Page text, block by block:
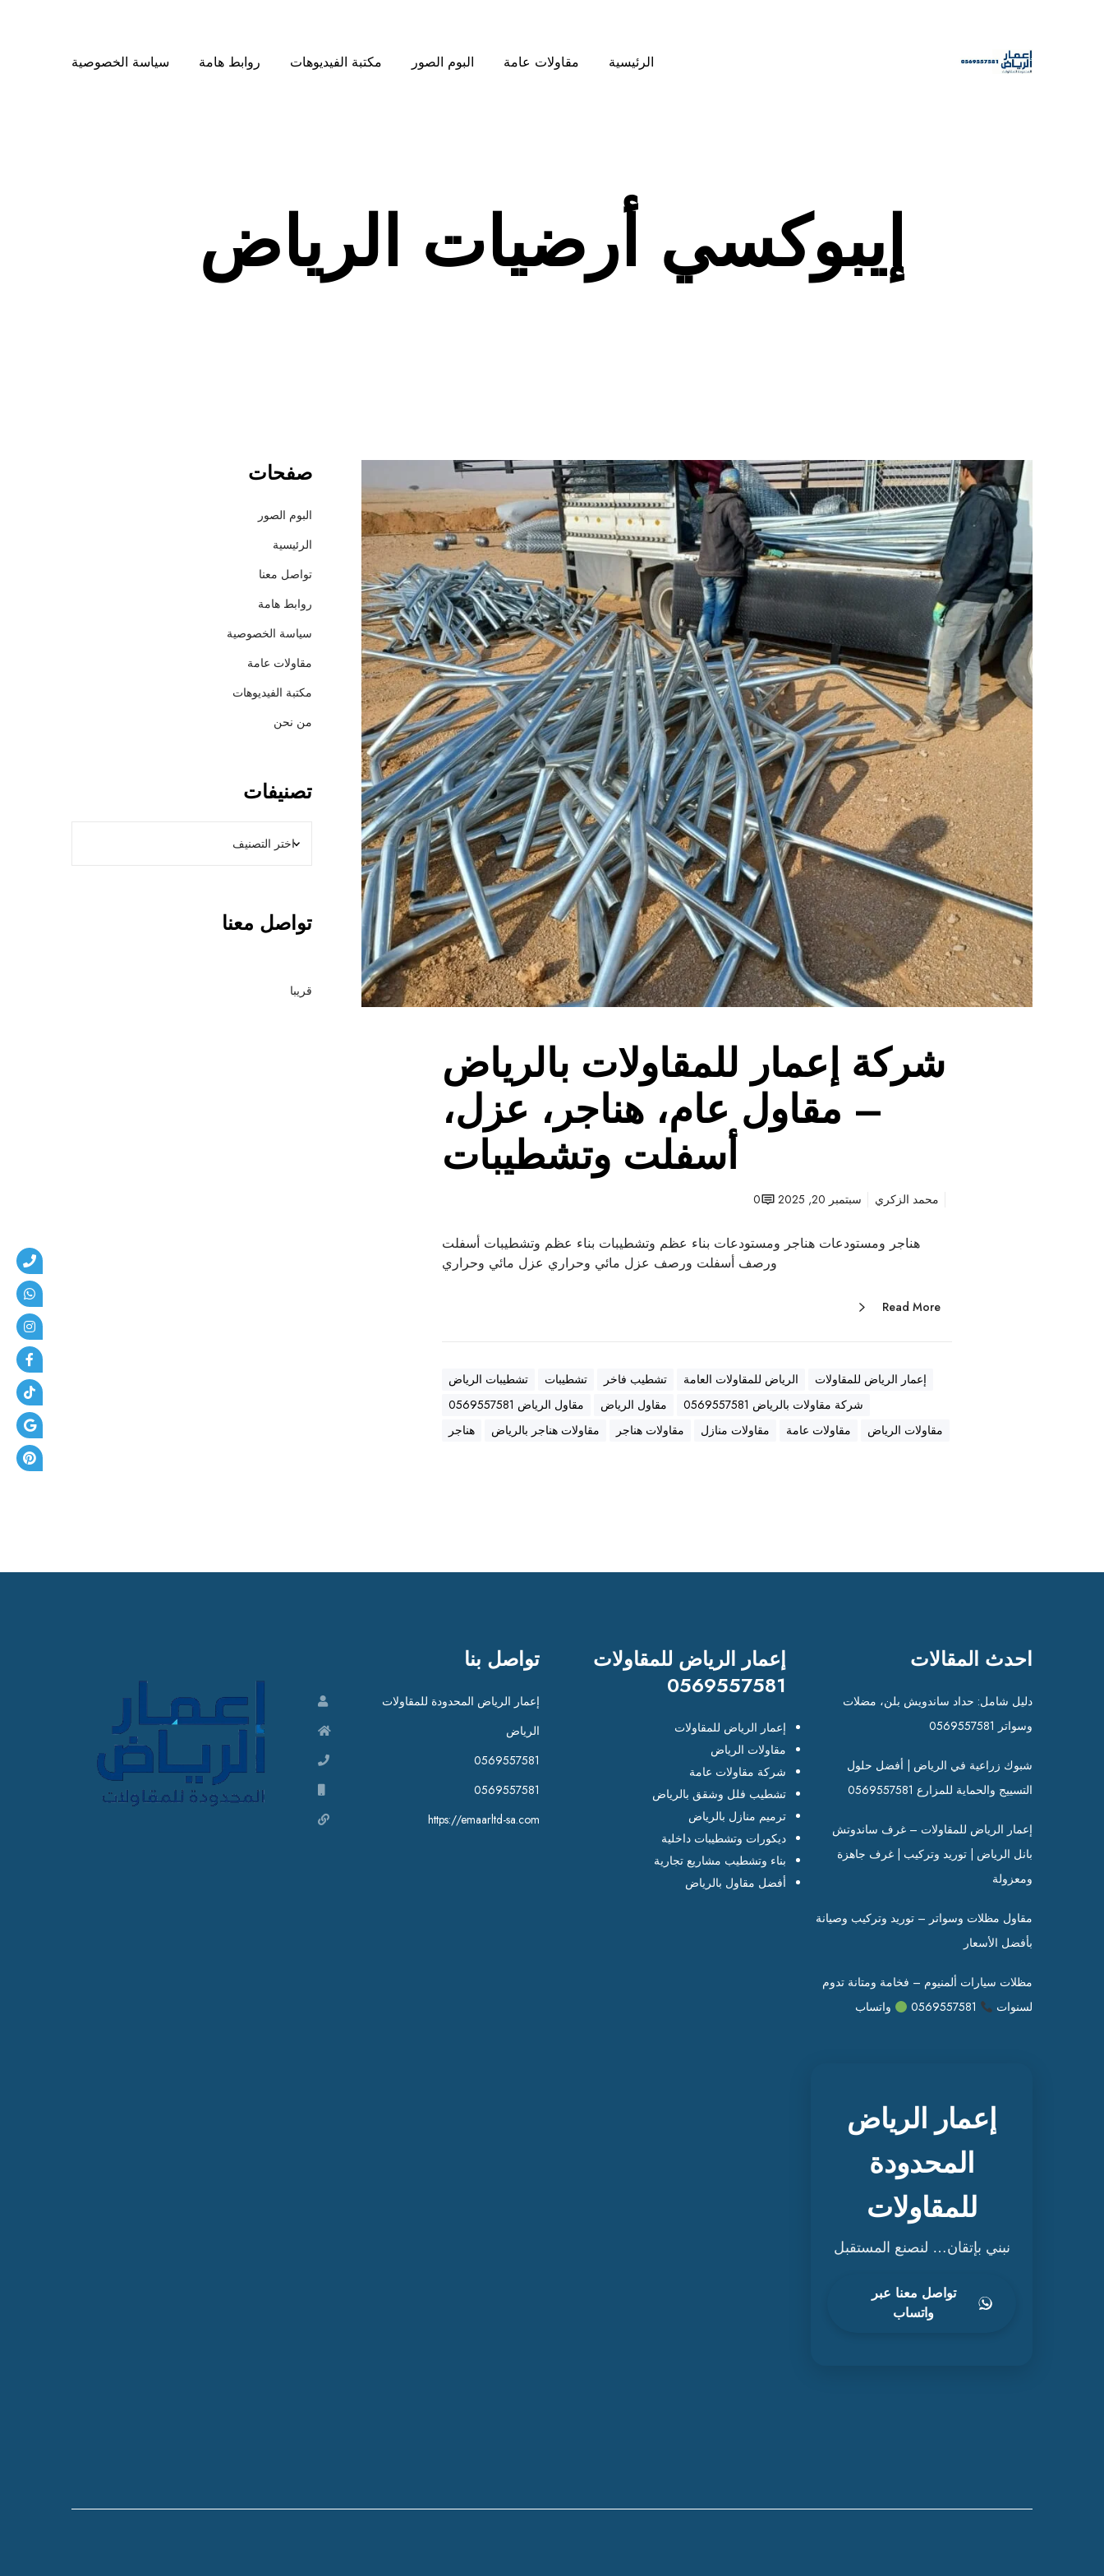
الرئيسية مقاولات عامة البوم الصور مكتبة الفيديوهات روابط هامة سياسة الخصوصية
إيبوكسي أرضيات الرياض
ر
ك
ة
إ
ع
م
ا
ر
ل
ل
م
ق
ا
و
ل
ا
ت
ب
ا
ل
ر
ي
ا
ض
م
ق
ا
شركة إعمار للمقاولات بالرياض
– مقاول عام، هناجر، عزل،
أسفلت وتشطيبات
محمد الزكري سبتمبر 20, 2025 0
هناجر ومستودعات هناجر ومستودعات بناء عظم وتشطيبات بناء عظم وتشطيبات أسفلت
ورصف أسفلت ورصف عزل مائي وحراري عزل مائي وحراري
Read More
إعمار الرياض للمقاولات الرياض للمقاولات العامة تشطيب فاخر تشطيبات
تشطيبات الرياض
شركة مقاولات بالرياض 0569557581
مقاول الرياض
مقاول الرياض 0569557581
مقاولات الرياض
مقاولات عامة مقاولات منازل مقاولات هناجر مقاولات هناجر بالرياض هناجر
صفحات
البوم الصور
الرئيسية
تواصل معنا
روابط هامة
سياسة الخصوصية
مقاولات عامة
مكتبة الفيديوهات
من نحن
تصنيفات
تواصل معنا
قريبا
احدث المقالات
دليل شامل: حداد ساندويش بلن، مضلات
وسواتر 0569557581
شبوك زراعية في الرياض | أفضل حلول
التسييج والحماية للمزارع 0569557581
إعمار الرياض للمقاولات – غرف ساندوتش
بانل الرياض | توريد وتركيب | غرف جاهزة
ومعزولة
مقاول مظلات وسواتر – توريد وتركيب وصيانة
بأفضل الأسعار
مظلات سيارات ألمنيوم – فخامة ومتانة تدوم
لسنوات
واتساب
إعمار الرياض
المحدودة
للمقاولات
نبني بإتقان… لنصنع المستقبل
تواصل معنا عبر
واتساب
إعمار الرياض للمقاولات
0569557581
إعمار الرياض للمقاولات
مقاولات الرياض
شركة مقاولات عامة
تشطيب فلل وشقق بالرياض
ترميم منازل بالرياض
ديكورات وتشطيبات داخلية
بناء وتشطيب مشاريع تجارية
أفضل مقاول بالرياض
تواصل بنا
إعمار الرياض المحدودة للمقاولات
الرياض
0569557581
0569557581
https://emaarltd-sa.com